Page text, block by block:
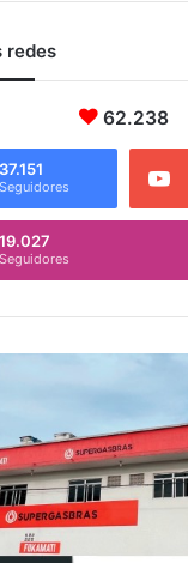
redes
62.238
37.151
Seguidores
19.027
Seguidores